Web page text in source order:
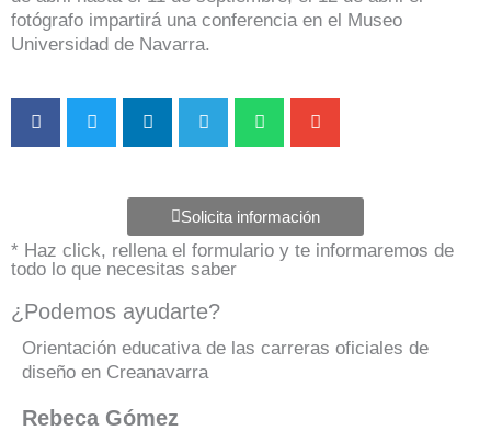
fotógrafo impartirá una conferencia en el Museo
Universidad de Navarra.
Solicita información
* Haz click, rellena el formulario y te informaremos de
todo lo que necesitas saber
¿Podemos ayudarte?
Orientación educativa de las carreras oficiales de
diseño en Creanavarra
Rebeca Gómez